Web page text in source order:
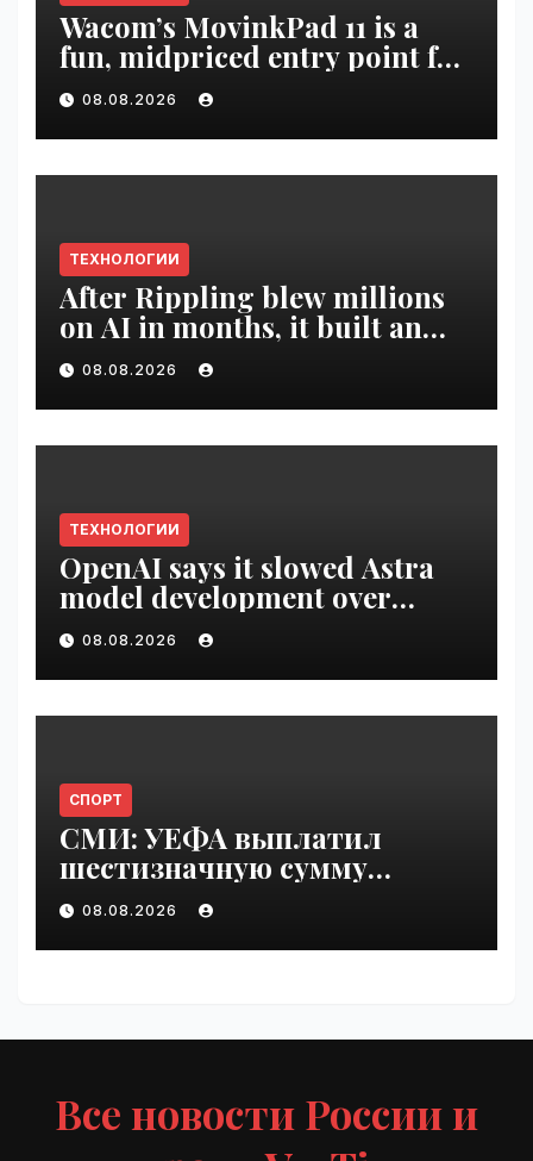
Wacom’s MovinkPad 11 is a
fun, midpriced entry point for
digital artists | VseTime.ru
08.08.2026
ТЕХНОЛОГИИ
After Rippling blew millions
on AI in months, it built an
employee ROI tool |
VseTime.ru
08.08.2026
ТЕХНОЛОГИИ
OpenAI says it slowed Astra
model development over
security concerns | VseTime.ru
08.08.2026
СПОРТ
СМИ: УЕФА выплатил
шестизначную сумму
любовнице Инфантино |
VseTime.ru
08.08.2026
Все новости России и